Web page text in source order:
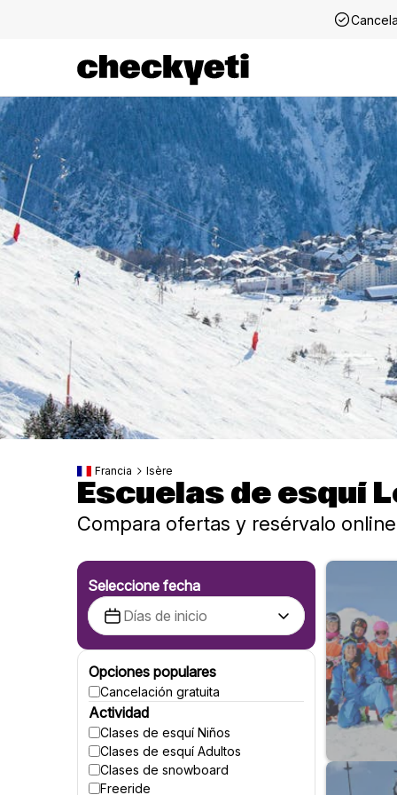
Francia Isère
Escuelas de esquí
Compara ofertas y resérvalo online
Seleccione fecha
Opciones populares
Cancelación gratuita
Actividad
Clases de esquí Niños
Clases de esquí Adultos
Clases de snowboard
Freeride